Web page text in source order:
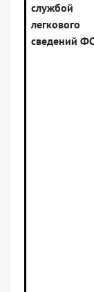
службой
легкового
сведений